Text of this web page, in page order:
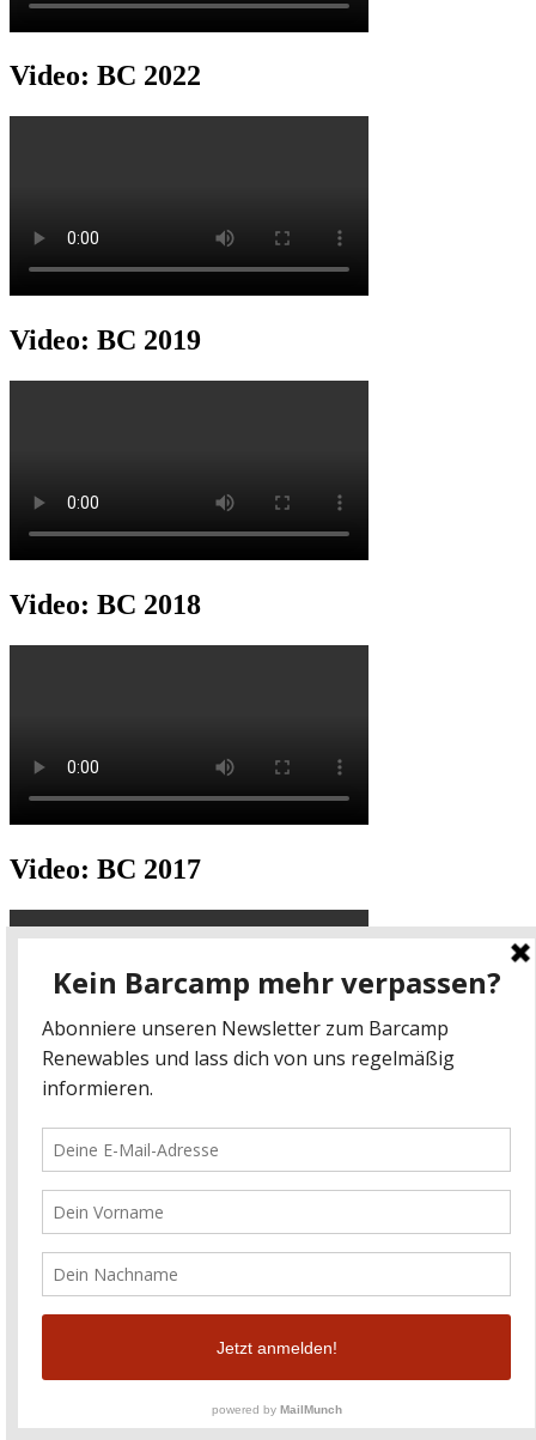
Video: BC 2022
Video: BC 2019
Video: BC 2018
Video: BC 2017
Datenschutz-Impressum
kontakt@barcamp-renewables.de
energieblogger.net
Facebook-Link
Twitter-Link
© 2020 Energieblogger